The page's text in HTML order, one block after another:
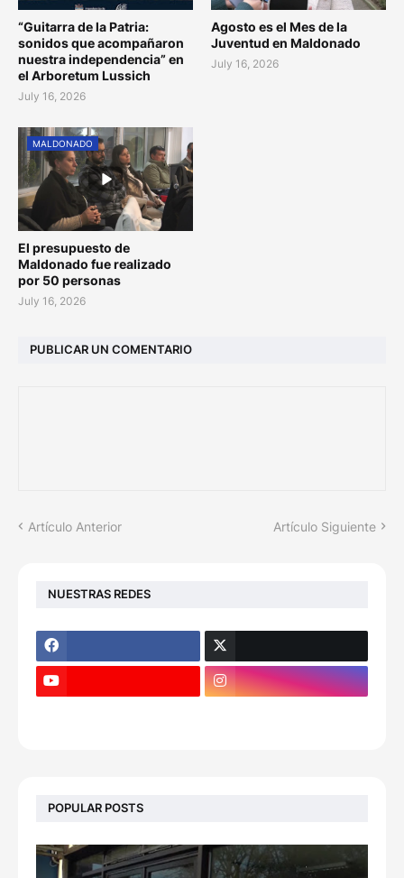
“Guitarra de la Patria:
sonidos que acompañaron
nuestra independencia” en
el Arboretum Lussich
July 16, 2026
Agosto es el Mes de la
Juventud en Maldonado
July 16, 2026
MALDONADO
El presupuesto de
Maldonado fue realizado
por 50 personas
July 16, 2026
PUBLICAR UN COMENTARIO
Artículo Anterior Artículo Siguiente
NUESTRAS REDES
POPULAR POSTS